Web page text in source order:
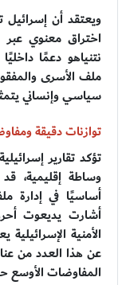
ويعتقد أن
اختراق معنوي
نتنياهو دعمًا
ملف الأسرى
سياسي وإنساني
توازنات دقيقة
تؤكد تقارير
وساطة إقليمية،
أساسيًا في إدارة
أشارت يديعوت
الأمنية
عن هذا العدد من
المفاوضات الأوسع